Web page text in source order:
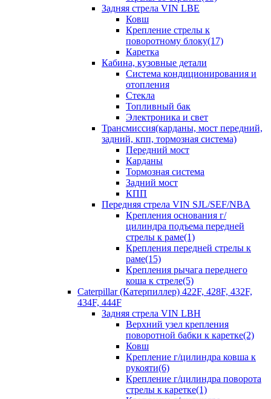
Задняя стрела VIN LBE
Ковш
Крепление стрелы к
поворотному блоку(17)
Каретка
Кабина, кузовные детали
Система кондиционирования и
отопления
Стекла
Топливный бак
Электроника и свет
Трансмиссия(карданы, мост передний,
задний, кпп, тормозная система)
Передний мост
Карданы
Тормозная система
Задний мост
КПП
Передняя стрела VIN SJL/SEF/NBA
Крепления основания г/
цилиндра подъема передней
стрелы к раме(1)
Крепления передней стрелы к
раме(15)
Крепления рычага переднего
коша к стреле(5)
Caterpillar (Катерпиллер) 422F, 428F, 432F,
434F, 444F
Задняя стрела VIN LBH
Верхний узел крепления
поворотной бабки к каретке(2)
Ковш
Крепление г/цилиндра ковша к
рукояти(6)
Крепление г/цилиндра поворота
стрелы к каретке(1)